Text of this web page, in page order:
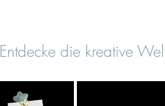
Entdecke die kreative